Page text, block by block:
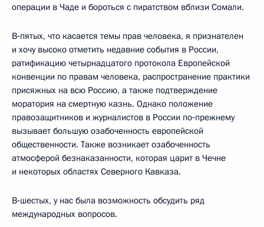
операции в Чаде и бороться с пиратством вблизи Сомали.
В‑пятых, что касается темы прав человека, я признателен
и хочу высоко отметить недавние события в России,
ратификацию четырнадцатого протокола Европейской
конвенции по правам человека, распространение практики
присяжных на всю Россию, а также подтверждение
моратория на смертную казнь. Однако положение
правозащитников и журналистов в России по‑прежнему
вызывает большую озабоченность европейской
общественности. Также возникает озабоченность
атмосферой безнаказанности, которая царит в Чечне
и некоторых областях Северного Кавказа.
В‑шестых, у нас была возможность обсудить ряд
международных вопросов.